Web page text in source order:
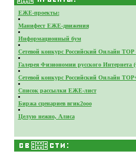
ЕЖЕ-проекты:
Манифест ЕЖЕ-движения
Информационный бум
Сетевой конкурс Российский Онлайн
Галерея Физиономии русского
Сетевой конкурс Российский Онлайн
Список рассылки ЕЖЕ-лист
Биржа сценариев вгик2ооо
Целую нежно, Алиса